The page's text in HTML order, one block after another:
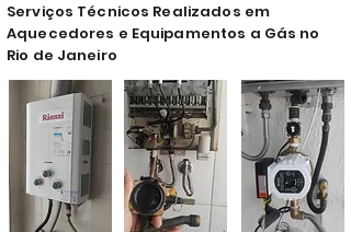
Serviços Técnicos Realizados em
Aquecedores e Equipamentos a Gás no
Rio de Janeiro